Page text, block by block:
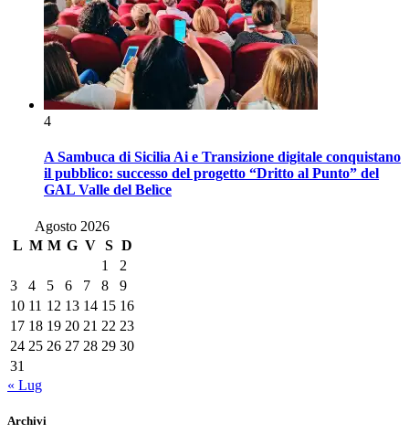
4
A Sambuca di Sicilia Ai e Transizione digitale conquistano
il pubblico: successo del progetto “Dritto al Punto” del
GAL Valle del Belìce
Agosto 2026
L M M G V S D
1
2
3
4 5 6 7 8
9
10 11 12 13 14 15 16
17 18 19 20 21 22 23
24 25 26 27 28 29 30
31
« Lug
Archivi